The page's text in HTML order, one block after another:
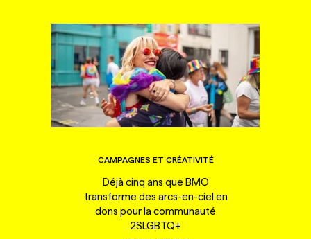
CAMPAGNES ET CRÉATIVITÉ
Déjà cinq ans que BMO
transforme des arcs-en-ciel en
dons pour la communauté
2SLGBTQ+